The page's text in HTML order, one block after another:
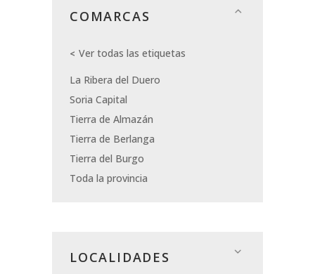
COMARCAS
Ver todas las etiquetas
La Ribera del Duero
Soria Capital
Tierra de Almazán
Tierra de Berlanga
Tierra del Burgo
Toda la provincia
LOCALIDADES